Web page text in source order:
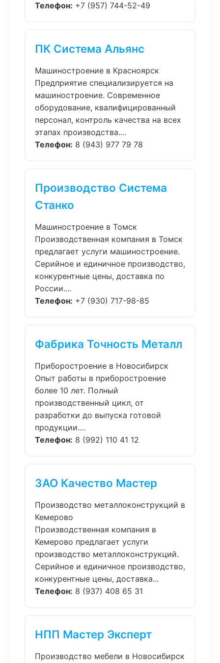
Телефон: +7 (957) 744-52-49
ПК Система Альянс
Машиностроение в Красноярск
Предприятие специализируется на
машиностроение. Современное
оборудование, квалифицированный
персонал, контроль качества на всех
этапах производства....
Телефон: 8 (943) 977 79 78
Производство Система
Станко
Машиностроение в Томск
Производственная компания в Томск
предлагает услуги машиностроение.
Серийное и единичное производство,
конкурентные цены, доставка по
России....
Телефон: +7 (930) 717-98-85
Фабрика Точность Металл
Приборостроение в Новосибирск
Опыт работы в приборостроение
более 10 лет. Полный
производственный цикл, от
разработки до выпуска готовой
продукции....
Телефон: 8 (992) 110 41 12
ЗАО Качество Мастер
Производство металлоконструкций в
Кемерово
Производственная компания в
Кемерово предлагает услуги
производство металлоконструкций.
Серийное и единичное производство,
конкурентные цены, доставка...
Телефон: 8 (937) 408 65 31
НПП Мастер Эксперт
Производство мебели в Новосибирск